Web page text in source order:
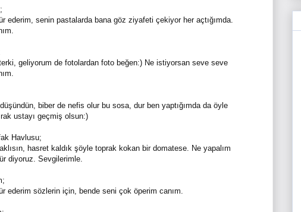
ederim, senin pastalarda bana göz ziyafeti çekiyor her açtığımda.
geliyorum de fotolardan foto beğen:) Ne istiyorsan seve seve
biber de nefis olur bu sosa, dur ben yaptığımda da öyle
ustayı geçmiş olsun:)
Havlusu;
hasret kaldık şöyle toprak kokan bir domatese. Ne yapalım
diyoruz. Sevgilerimle.
ederim sözlerin için, bende seni çok öperim canım.